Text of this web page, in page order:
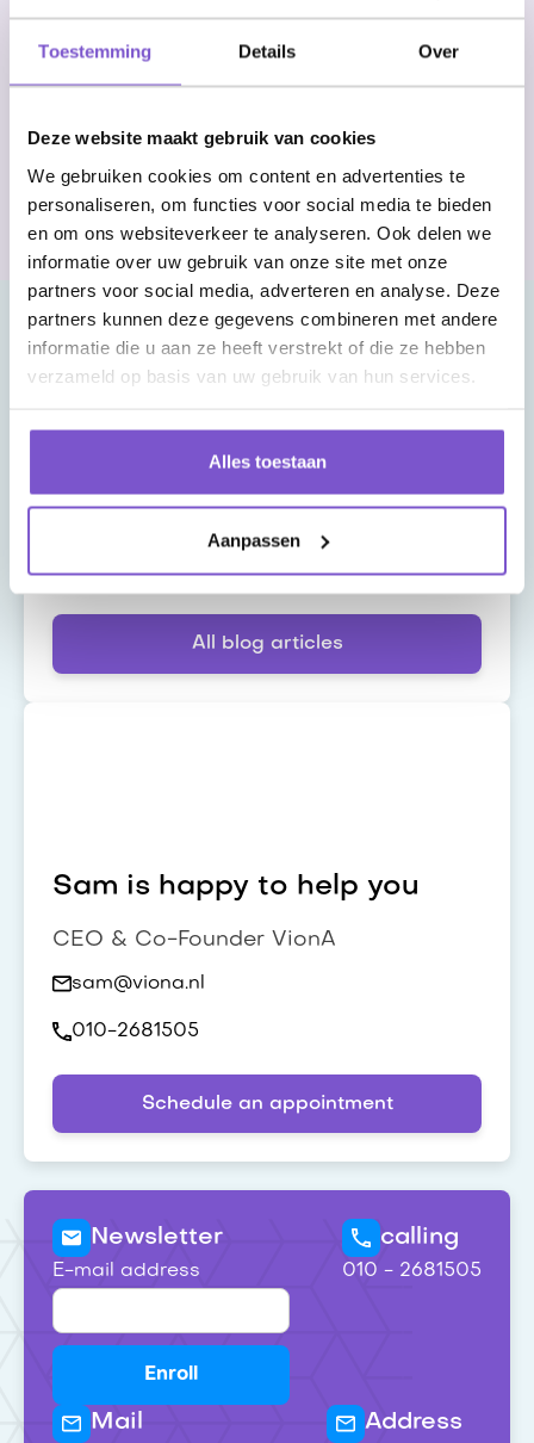
Toestemming Details Over
Deze website maakt gebruik van cookies
We gebruiken cookies om content en advertenties te
personaliseren, om functies voor social media te bieden
en om ons websiteverkeer te analyseren. Ook delen we
informatie over uw gebruik van onze site met onze
partners voor social media, adverteren en analyse. Deze
partners kunnen deze gegevens combineren met andere
informatie die u aan ze heeft verstrekt of die ze hebben
verzameld op basis van uw gebruik van hun services.
Alles toestaan
Aanpassen
analytical eye, he knows how to make
automation tangible and accessible.
GET STARTED
AI‑inzicht naar echte
automatisering
All blog articles
Sam is happy to help you
CEO & Co-Founder VionA
sam@viona.nl
010-2681505
Schedule an appointment
Newsletter
E-mail address
calling
010 - 2681505
Mail Address